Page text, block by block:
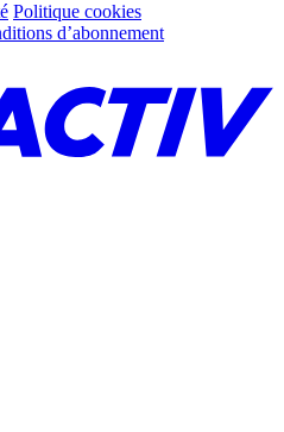
Politique cookies
d’abonnement